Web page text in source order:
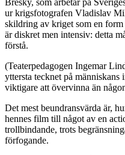
Bresky, som arbetar på
ur krigsfotografen Vladislav
skildring av kriget som en
är diskret men intensiv: detta
förstå.
(Teaterpedagogen Ingemar
yttersta tecknet på människans
viktigare att övervinna än
Det mest beundransvärda är,
hennes film till något av en
trollbindande, trots
förfogande.